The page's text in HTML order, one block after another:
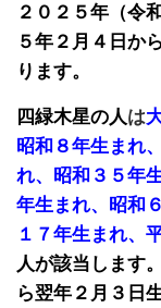
２０２５年（令
５年２月４日か
ります。
四緑木星の人は
昭和８年生まれ
れ、昭和３５年
年生まれ、昭和
１７年生まれ、
人が該当します
ら翌年２月３日